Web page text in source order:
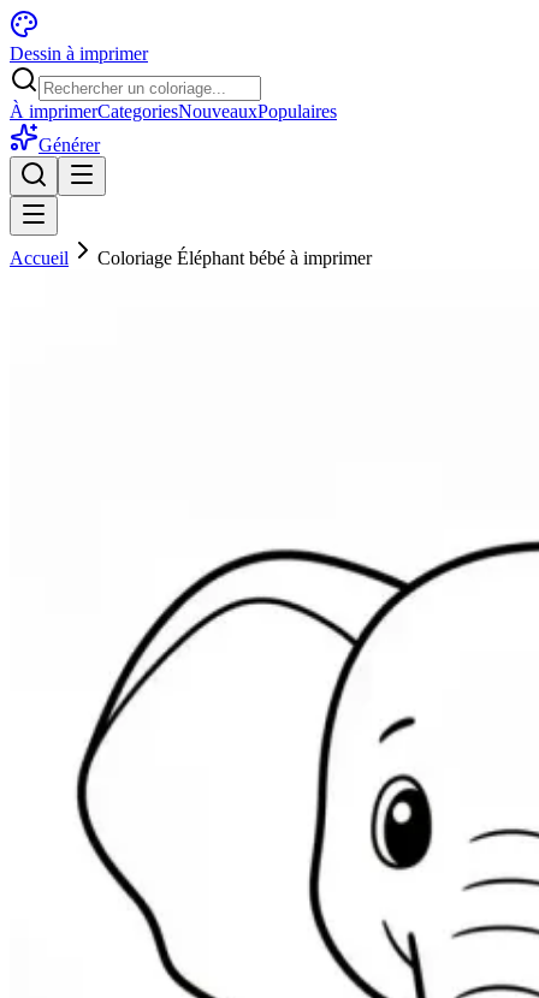
Dessin à imprimer
À imprimerCategoriesNouveauxPopulaires
Générer
Accueil Coloriage Éléphant bébé à imprimer